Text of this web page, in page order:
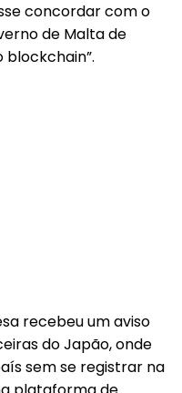
concordar com o
de Malta de
recebeu um aviso
do Japão, onde
sem se registrar na